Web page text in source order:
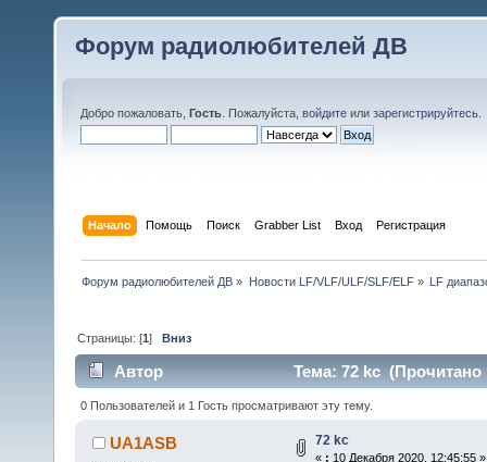
Форум радиолюбителей ДВ
Добро пожаловать, Гость . Пожалуйста, войдите или зарегистрируйтесь
Начало Помощь Поиск Grabber List Вход Регистрация
Форум радиолюбителей ДВ » Новости LF/VLF/ULF/SLF/ELF» LF
Страницы: [1]Вниз
Автор Тема: 72 kc (Прочитано
0 Пользователей и 1 Гость просматривают эту тему.
UA1ASB 72 kc
« : 10 Декабря 2020, 12:45:55 »